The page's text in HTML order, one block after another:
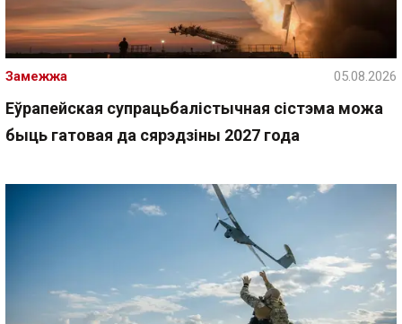
Еўрапейская супрацьбалістычная сістэма можа
быць гатовая да сярэдзіны 2027 года
Замежжа 05.08.2026